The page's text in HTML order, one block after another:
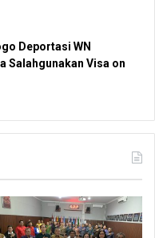
Deportasi WN
Salahgunakan Visa on